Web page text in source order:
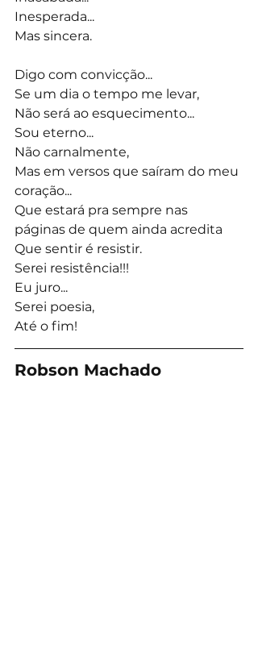
Inesperada...
Mas sincera.
Digo com convicção...
Se um dia o tempo me levar,
Não será ao esquecimento...
Sou eterno...
Não carnalmente,
Mas em versos que saíram do meu
coração...
Que estará pra sempre nas
páginas de quem ainda acredita
Que sentir é resistir.
Serei resistência!!!
Eu juro...
Serei poesia,
Até o fim!
Robson Machado